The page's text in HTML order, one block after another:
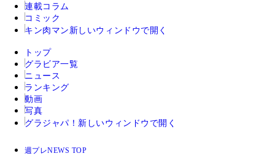
連載コラム
コミック
キン肉マン 新しいウィンドウで開く
トップ
グラビア一覧
ニュース
ランキング
動画
写真
グラジャパ！ 新しいウィンドウで開く
週プレNEWS TOP